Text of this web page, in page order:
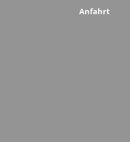
Anfahrt